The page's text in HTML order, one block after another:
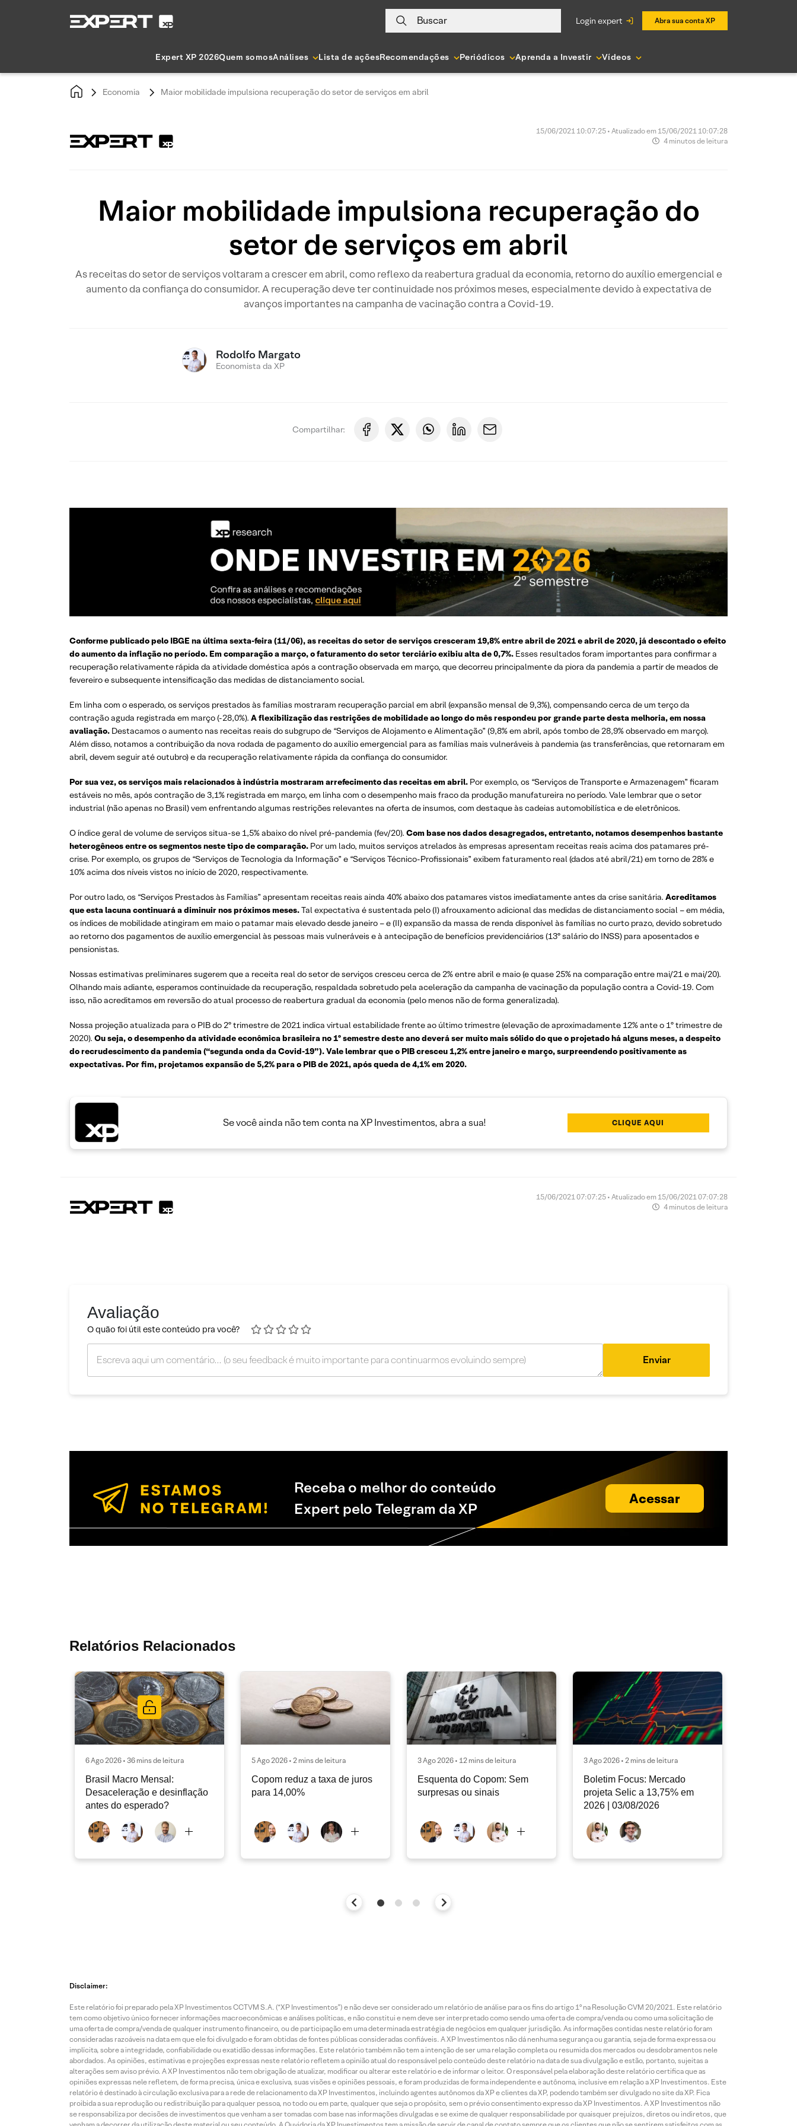
Buscar login expert Abra sua conta XP
Expert XP 2026Quem somosAnálises Lista de açõesRecomendações Periódicos Aprenda a Investir Vídeos
Economia Maior mobilidade impulsiona recuperação do setor de serviços em abril
15/06/2021 10:07:25 • Atualizado em 15/06/2021 10:07:28
4 minutos de leitura
Maior mobilidade impulsiona recuperação do
setor de serviços em abril
As receitas do setor de serviços voltaram a crescer em abril, como reflexo da reabertura gradual da economia, retorno do auxílio emergencial e
aumento da confiança do consumidor. A recuperação deve ter continuidade nos próximos meses, especialmente devido à expectativa de
avanços importantes na campanha de vacinação contra a Covid-19.
Rodolfo Margato
Economista da XP
Compartilhar:
Conforme publicado pelo IBGE na última sexta-feira (11/06), as receitas do setor de serviços cresceram 19,8% entre abril de 2021 e abril de 2020, já descontado o efeito
do aumento da inflação no período. Em comparação a março, o faturamento do setor terciário exibiu alta de 0,7%. Esses resultados foram importantes para confirmar a
recuperação relativamente rápida da atividade doméstica após a contração observada em março, que decorreu principalmente da piora da pandemia a partir de meados de
fevereiro e subsequente intensificação das medidas de distanciamento social.
Em linha com o esperado, os serviços prestados às famílias mostraram recuperação parcial em abril (expansão mensal de 9,3%), compensando cerca de um terço da
contração aguda registrada em março (-28,0%). A flexibilização das restrições de mobilidade ao longo do mês respondeu por grande parte desta melhoria, em nossa
avaliação. Destacamos o aumento nas receitas reais do subgrupo de “Serviços de Alojamento e Alimentação” (9,8% em abril, após tombo de 28,9% observado em março).
Além disso, notamos a contribuição da nova rodada de pagamento do auxílio emergencial para as famílias mais vulneráveis ​​à pandemia (as transferências, que retornaram em
abril, devem seguir até outubro) e da recuperação relativamente rápida da confiança do consumidor.
Por sua vez, os serviços mais relacionados à indústria mostraram arrefecimento das receitas em abril. Por exemplo, os “Serviços de Transporte e Armazenagem” ficaram
estáveis no mês, após contração de 3,1% registrada em março, em linha com o desempenho mais fraco da produção manufatureira no período. Vale lembrar que o setor
industrial (não apenas no Brasil) vem enfrentando algumas restrições relevantes na oferta de insumos, com destaque às cadeias automobilística e de eletrônicos.
O índice geral de volume de serviços situa-se 1,5% abaixo do nível pré-pandemia (fev/20). Com base nos dados desagregados, entretanto, notamos desempenhos bastante
heterogêneos entre os segmentos neste tipo de comparação. Por um lado, muitos serviços atrelados às empresas apresentam receitas reais acima dos patamares pré-
crise. Por exemplo, os grupos de “Serviços de Tecnologia da Informação” e “Serviços Técnico-Profissionais” exibem faturamento real (dados até abril/21) em torno de 28% e
10% acima dos níveis vistos no início de 2020, respectivamente.
Por outro lado, os “Serviços Prestados às Famílias” apresentam receitas reais ainda 40% abaixo dos patamares vistos imediatamente antes da crise sanitária. Acreditamos
que esta lacuna continuará a diminuir nos próximos meses.Tal expectativa é sustentada pelo (I) afrouxamento adicional das medidas de distanciamento social – em média,
os índices de mobilidade atingiram em maio o patamar mais elevado desde janeiro – e (II) expansão da massa de renda disponível às famílias no curto prazo, devido sobretudo
ao retorno dos pagamentos de auxílio emergencial às pessoas mais vulneráveis ​​e à antecipação de benefícios previdenciários (13º salário do INSS) para aposentados e
pensionistas.
Nossas estimativas preliminares sugerem que a receita real do setor de serviços cresceu cerca de 2% entre abril e maio (e quase 25% na comparação entre mai/21 e mai/20).
Olhando mais adiante, esperamos continuidade da recuperação, respaldada sobretudo pela aceleração da campanha de vacinação da população contra a Covid-19. Com
isso, não acreditamos em reversão do atual processo de reabertura gradual da economia (pelo menos não de forma generalizada).
Nossa projeção atualizada para o PIB do 2º trimestre de 2021 indica virtual estabilidade frente ao último trimestre (elevação de aproximadamente 12% ante o 1º trimestre de
2020). Ou seja, o desempenho da atividade econômica brasileira no 1º semestre deste ano deverá ser muito mais sólido do que o projetado há alguns meses, a despeito
do recrudescimento da pandemia (“segunda onda da Covid-19”). Vale lembrar que o PIB cresceu 1,2% entre janeiro e março, surpreendendo positivamente as
expectativas. Por fim, projetamos expansão de 5,2% para o PIB de 2021, após queda de 4,1% em 2020.
Se você ainda não tem conta na XP Investimentos, abra a sua! CLIQUE AQUI
15/06/2021 07:07:25 • Atualizado em 15/06/2021 07:07:28
4 minutos de leitura
Avaliação
O quão foi útil este conteúdo pra você?
Enviar
Receba o melhor do conteúdo
Expert pelo Telegram da XP
Acessar
Relatórios Relacionados
6 Ago 2026 • 36 mins de leitura
Brasil Macro Mensal:
Desaceleração e desinflação
antes do esperado?
5 Ago 2026 • 2 mins de leitura
Copom reduz a taxa de juros
para 14,00%
3 Ago 2026 • 12 mins de leitura
Esquenta do Copom: Sem
surpresas ou sinais
3 Ago 2026 • 2 mins de leitura
Boletim Focus: Mercado
projeta Selic a 13,75% em
2026 | 03/08/2026
Disclaimer:
Este relatório foi preparado pela XP Investimentos CCTVM S.A. (“XP Investimentos”) e não deve ser considerado um relatório de análise para os fins do artigo 1º na Resolução CVM 20/2021. Este relatório
tem como objetivo único fornecer informações macroeconômicas e análises políticas, e não constitui e nem deve ser interpretado como sendo uma oferta de compra/venda ou como uma solicitação de
uma oferta de compra/venda de qualquer instrumento financeiro, ou de participação em uma determinada estratégia de negócios em qualquer jurisdição. As informações contidas neste relatório foram
consideradas razoáveis na data em que ele foi divulgado e foram obtidas de fontes públicas consideradas confiáveis. A XP Investimentos não dá nenhuma segurança ou garantia, seja de forma expressa ou
implícita, sobre a integridade, confiabilidade ou exatidão dessas informações. Este relatório também não tem a intenção de ser uma relação completa ou resumida dos mercados ou desdobramentos nele
abordados. As opiniões, estimativas e projeções expressas neste relatório refletem a opinião atual do responsável pelo conteúdo deste relatório na data de sua divulgação e estão, portanto, sujeitas a
alterações sem aviso prévio. A XP Investimentos não tem obrigação de atualizar, modificar ou alterar este relatório e de informar o leitor. O responsável pela elaboração deste relatório certifica que as
opiniões expressas nele refletem, de forma precisa, única e exclusiva, suas visões e opiniões pessoais, e foram produzidas de forma independente e autônoma, inclusive em relação a XP Investimentos. Este
relatório é destinado à circulação exclusiva para a rede de relacionamento da XP Investimentos, incluindo agentes autônomos da XP e clientes da XP, podendo também ser divulgado no site da XP. Fica
proibida a sua reprodução ou redistribuição para qualquer pessoa, no todo ou em parte, qualquer que seja o propósito, sem o prévio consentimento expresso da XP Investimentos. A XP Investimentos não
se responsabiliza por decisões de investimentos que venham a ser tomadas com base nas informações divulgadas e se exime de qualquer responsabilidade por quaisquer prejuízos, diretos ou indiretos, que